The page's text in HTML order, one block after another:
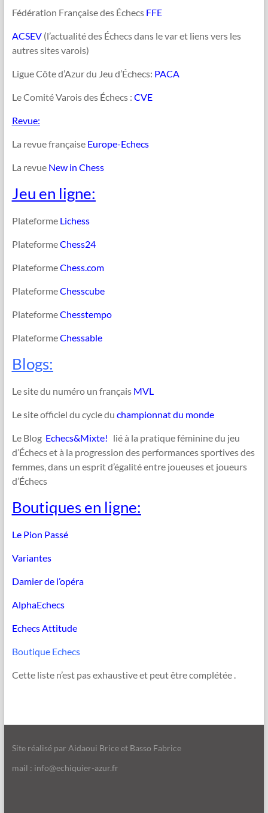
Fédération Française des Échecs FFE
ACSEV (l’actualité des Échecs dans le var et liens vers les
autres sites varois)
Ligue Côte d’Azur du Jeu d’Échecs: PACA
Le Comité Varois des Échecs : CVE
Revue:
La revue française Europe-Echecs
La revue New in Chess
Jeu en ligne:
Plateforme Lichess
PlateformeChess24
PlateformeChess.com
PlateformeChesscube
PlateformeChesstempo
PlateformeChessable
Blogs:
Le site du numéro un français MVL
Le site officiel du cycle du championnat du monde
Le Blog Echecs&Mixte! lié à la pratique féminine du jeu
d’Échecs et à la progression des performances sportives des
femmes, dans un esprit d’égalité entre joueuses et joueurs
d’Échecs
Boutiques en ligne:
Le Pion Passé
Variantes
Damier de l’opéra
AlphaEchecs
Echecs Attitude
Boutique Echecs
Cette liste n’est pas exhaustive et peut être complétée .
Site réalisé par Aidaoui Brice et Basso Fabrice
mail : info@echiquier-azur.fr